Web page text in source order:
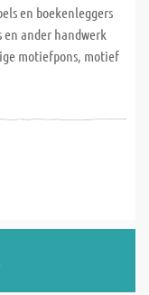
en boekenleggers
ander handwerk
motiefpons, motief